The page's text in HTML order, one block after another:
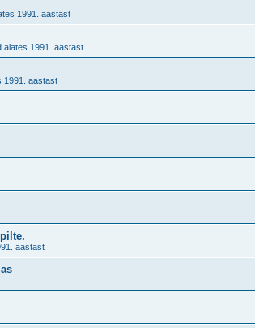
1991. aastast
alates 1991. aastast
1991. aastast
aastast